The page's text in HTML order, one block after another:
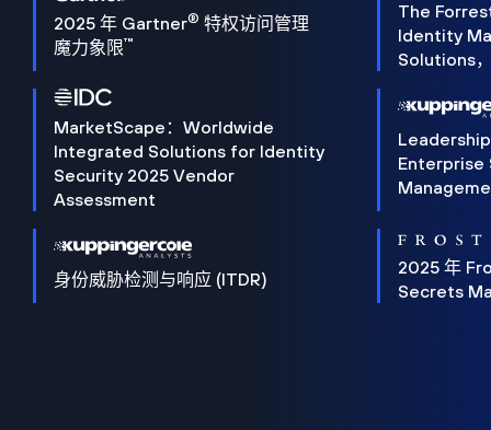
2025 年 Gartner® 特权访问管理
魔力象限™
The
Identity
Solutions
MarketScape：Worldwide
Integrated Solutions for Identity
Security 2025 Vendor
Assessment
Enterprise
身份威胁检测与响应 (ITDR)
2025 年
Secrets